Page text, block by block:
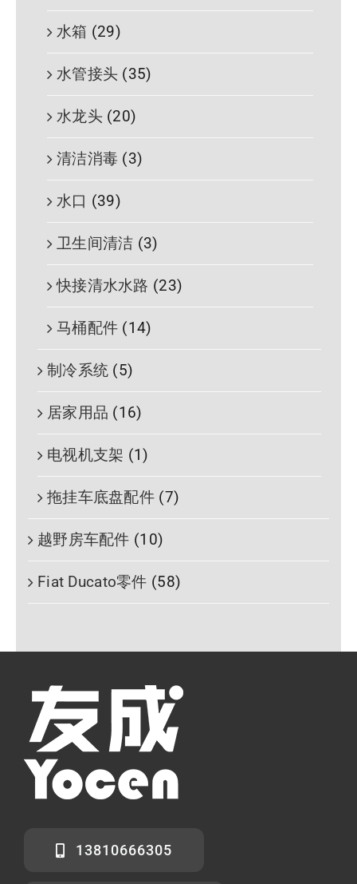
水箱 (29)
水管接头 (35)
水龙头 (20)
清洁消毒 (3)
水口 (39)
卫生间清洁 (3)
快接清水水路 (23)
马桶配件 (14)
制冷系统 (5)
居家用品 (16)
电视机支架 (1)
拖挂车底盘配件 (7)
越野房车配件 (10)
Fiat Ducato零件 (58)
13810666305